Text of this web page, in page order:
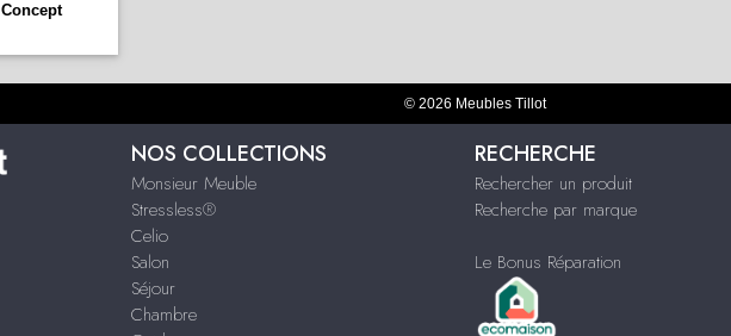
Concept
© 2026 Meubles Tillot
NOS COLLECTIONS
Monsieur Meuble
Stressless®
Celio
Salon
Séjour
Chambre
RECHERCHE
Rechercher un produit
Recherche par marque
Le Bonus Réparation